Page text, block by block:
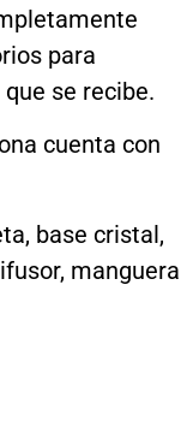
para
se recibe.
cuenta con
base cristal,
manguera